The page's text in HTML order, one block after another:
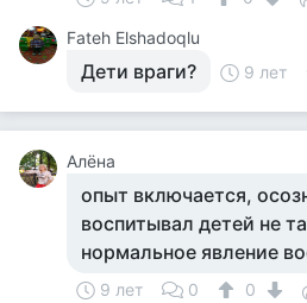
Fateh Elshadoqlu
Дети враги? 9 лет
Алёна
опыт включается,
воспитывал детей не
нормальное явление
9 лет 0 0